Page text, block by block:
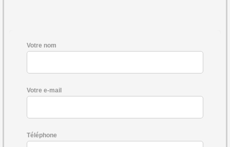
Votre nom
Votre e-mail
Téléphone